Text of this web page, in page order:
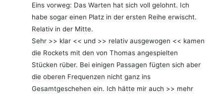
Eins vorweg: Das Warten hat sich voll gelohnt. Ich
habe sogar einen Platz in der ersten Reihe erwischt.
Relativ in der Mitte.
Sehr >> klar << und >> relativ ausgewogen << kamen
die Rockets mit den von Thomas angespielten
Stücken rüber. Bei einigen Passagen fügten sich aber
die oberen Frequenzen nicht ganz ins
Gesamtgeschehen ein. Ich hätte mir auch >> mehr